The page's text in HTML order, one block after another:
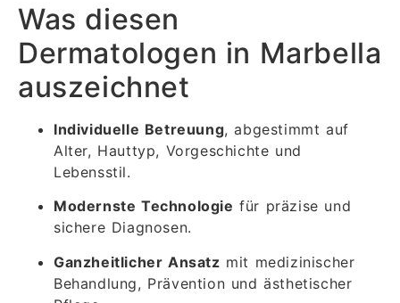
Was diesen
Dermatologen in Marbella
auszeichnet
Individuelle Betreuung, abgestimmt auf
Alter, Hauttyp, Vorgeschichte und
Lebensstil.
Modernste Technologie für präzise und
sichere Diagnosen.
Ganzheitlicher Ansatz mit medizinischer
Behandlung, Prävention und ästhetischer